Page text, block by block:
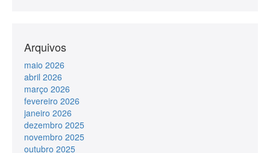
Arquivos
maio 2026
abril 2026
março 2026
fevereiro 2026
janeiro 2026
dezembro 2025
novembro 2025
outubro 2025